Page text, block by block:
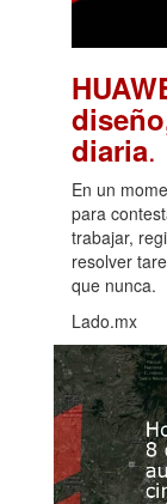
diaria.
En un
para
trabajar,
resolver
que nunca.
Lado.mx